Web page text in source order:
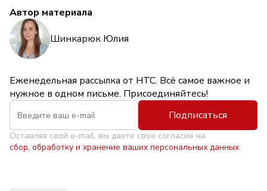
Автор материала
Шинкарюк Юлия
Еженедельная рассылка от НТС. Всё самое важное и
нужное в одном письме. Присоединяйтесь!
Подписаться
Оставляя свой e-mail, вы даете свое согласие на
сбор, обработку и хранение ваших персональных данных